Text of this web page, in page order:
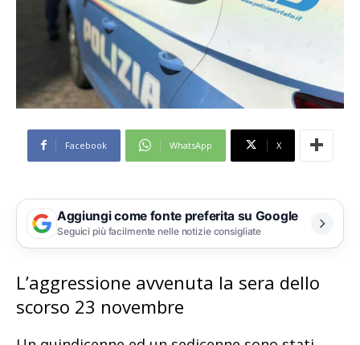
Facebook WhatsApp X
Aggiungi come fonte preferita su Google
Seguici più facilmente nelle notizie consigliate
L’aggressione avvenuta la sera dello
scorso 23 novembre